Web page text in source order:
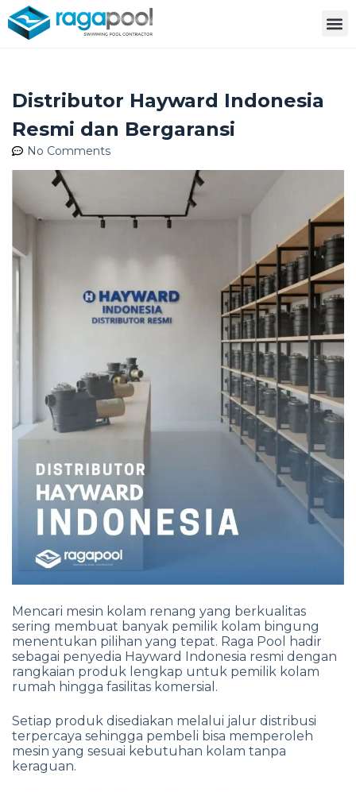
Distributor Hayward Indonesia
Resmi dan Bergaransi
No Comments
Mencari mesin kolam renang yang berkualitas
sering membuat banyak pemilik kolam bingung
menentukan pilihan yang tepat. Raga Pool hadir
sebagai penyedia Hayward Indonesia resmi dengan
rangkaian produk lengkap untuk pemilik kolam
rumah hingga fasilitas komersial.
Setiap produk disediakan melalui jalur distribusi
terpercaya sehingga pembeli bisa memperoleh
mesin yang sesuai kebutuhan kolam tanpa
keraguan.